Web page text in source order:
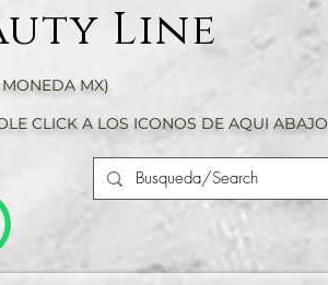
Line
MX)
CLICK A LOS ICONOS DE AQUI ABAJO